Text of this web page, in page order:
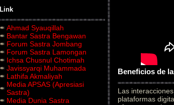
Link
Ahmad Syauqillah
Bantar Sastra Bengawan
Forum Sastra Jombang
Forum Sastra Lamongan
Ichsa Chusnul Chotimah
Javissyarqi Muhammada
Lathifa Akmaliyah
Media APSAS (Apresiasi
Sastra)
Media Dunia Sastra
Beneficios de
Las
plataformas